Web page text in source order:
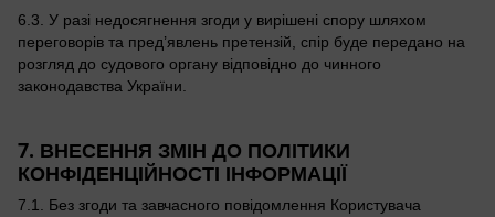
6.3. У разі недосягнення згоди у вирішені спору шляхом
переговорів та пред’явлень претензій, спір буде передано на
розгляд до судового органу відповідно до чинного
законодавства України.
7. ВНЕСЕННЯ ЗМІН ДО ПОЛІТИКИ
КОНФІДЕНЦІЙНОСТІ ІНФОРМАЦІЇ
7.1. Без згоди та завчасного повідомлення Користувача